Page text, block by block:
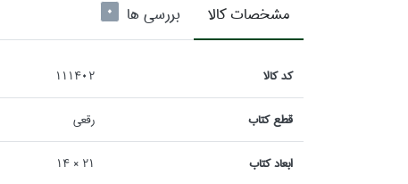
مشخصات كالا بررسی ها 0
كد كالا 111402
قطع كتاب رقعي
ابعاد كتاب 21 × 14